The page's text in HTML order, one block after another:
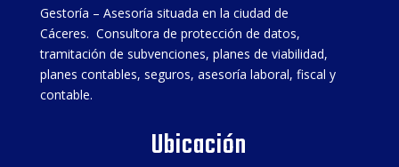
Gestoría – Asesoría situada en la ciudad de
Cáceres. Consultora de protección de datos,
tramitación de subvenciones, planes de viabilidad,
planes contables, seguros, asesoría laboral, fiscal y
contable.
Ubicación